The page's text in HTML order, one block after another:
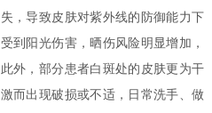
导致皮肤对紫外线的防御能力下
到阳光伤害，晒伤风险明显增加，
外，部分患者白斑处的皮肤更为干
而出现破损或不适，日常洗手、做